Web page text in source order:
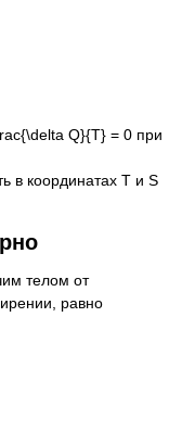
при
в координатах T и S
телом от
равно